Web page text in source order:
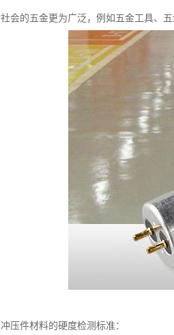
社会的五金更为广泛，例如五金工具、
冲压件材料的硬度检测标准：